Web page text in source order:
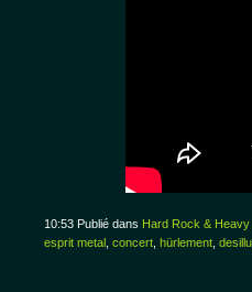
10:53 Publié dans Hard Rock & Heavy
esprit metal concert hürlement